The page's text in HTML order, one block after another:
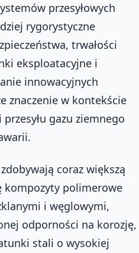
przesyłowych
rygorystyczne
trwałości
eksploatacyjne i
innowacyjnych
znaczenie w kontekście
gazu ziemnego
coraz większą
kompozyty polimerowe
i węglowymi,
odporności na korozję,
stali o wysokiej